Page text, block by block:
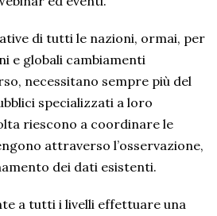
di tutti le nazioni, ormai, per
e globali cambiamenti
necessitano sempre più del
specializzati a loro
riescono a coordinare le
attraverso l’osservazione,
dei dati esistenti.
a tutti i livelli effettuare una